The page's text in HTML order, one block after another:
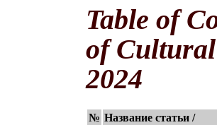
Table of
of
2024
№ Название статьи /